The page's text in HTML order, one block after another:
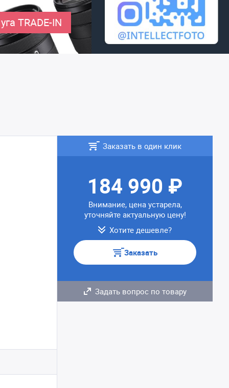
TRADE-IN
Заказать в один клик
184 990 ₽
Внимание, цена устарела,
уточняйте актуальную цену!
Хотите дешевле?
Заказать
Задать вопрос по товару